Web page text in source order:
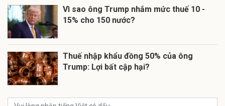
Vì sao ông Trump nhắm mức thuế 10 -
15% cho 150 nước?
Thuế nhập khẩu đồng 50% của ông
Trump: Lợi bất cập hại?